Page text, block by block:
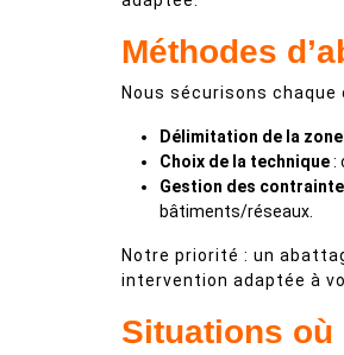
Méthodes
Nous sécurisons
Délimitation de la zone
Choix de la technique:
Gestion des
bâtiments/réseaux.
Notre priorité : un
intervention adaptée à
Situations où